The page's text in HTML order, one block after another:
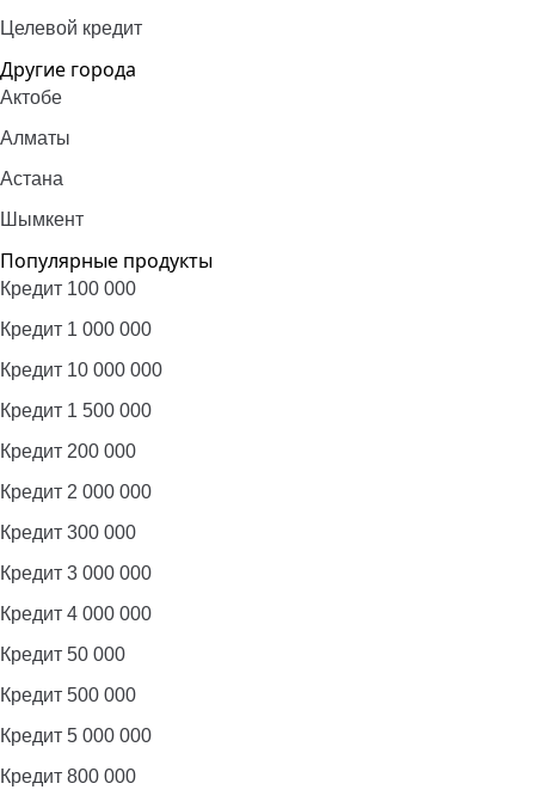
Целевой кредит
Другие города
Актобе
Алматы
Астана
Шымкент
Популярные продукты
Кредит 100 000
Кредит 1 000 000
Кредит 10 000 000
Кредит 1 500 000
Кредит 200 000
Кредит 2 000 000
Кредит 300 000
Кредит 3 000 000
Кредит 4 000 000
Кредит 50 000
Кредит 500 000
Кредит 5 000 000
Кредит 800 000